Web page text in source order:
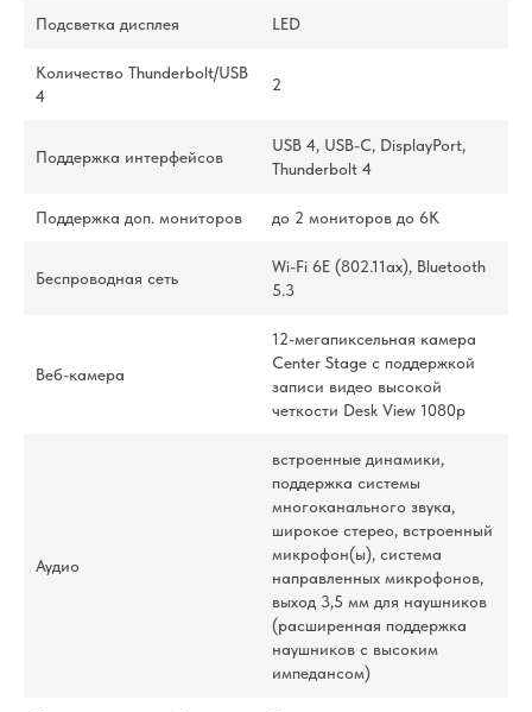
Подсветка дисплея LED
Количество Thunderbolt/USB
4
2
Поддержка интерфейсов
USB 4, USB-C, DisplayPort,
Thunderbolt 4
Поддержка доп. мониторов до 2 мониторов до 6K
Беспроводная сеть
Wi-Fi 6E (802.11ax), Bluetooth
5.3
Веб-камера
12-мегапиксельная камера
Center Stage с поддержкой
записи видео высокой
четкости Desk View 1080p
Аудио
встроенные динамики,
поддержка системы
многоканального звука,
широкое стерео, встроенный
микрофон(ы), система
направленных микрофонов,
выход 3,5 мм для наушников
(расширенная поддержка
наушников с высоким
импедансом)